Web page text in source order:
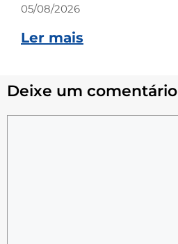
05/08/2026
Ler mais
Deixe um comentário